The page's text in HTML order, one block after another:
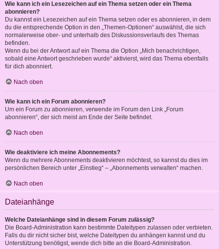
Wie kann ich ein Lesezeichen auf ein Thema setzen oder ein Thema
abonnieren?
Du kannst ein Lesezeichen auf ein Thema setzen oder es abonnieren, in dem
du die entsprechende Option in den „Themen-Optionen“ auswählst, die sich
normalerweise ober- und unterhalb des Diskussionsverlaufs des Themas
befinden.
Wenn du bei der Antwort auf ein Thema die Option „Mich benachrichtigen,
sobald eine Antwort geschrieben wurde“ aktivierst, wird das Thema ebenfalls
für dich abonniert.
Nach oben
Wie kann ich ein Forum abonnieren?
Um ein Forum zu abonnieren, verwende im Forum den Link „Forum
abonnieren“, der sich meist am Ende der Seite befindet.
Nach oben
Wie deaktiviere ich meine Abonnements?
Wenn du mehrere Abonnements deaktivieren möchtest, so kannst du dies im
persönlichen Bereich unter „Einstieg“ – „Abonnements verwalten“ machen.
Nach oben
Dateianhänge
Welche Dateianhänge sind in diesem Forum zulässig?
Die Board-Administration kann bestimmte Dateitypen zulassen oder verbieten.
Falls du dir nicht sicher bist, welche Dateitypen du anhängen kannst und du
Unterstützung benötigst, wende dich bitte an die Board-Administration.